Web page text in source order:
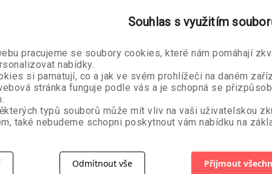
&
Průvodce
fotografováním
portrétů a
postav
Lindsay Adlerová
systém
Scott
Souhlas s využitím
pracujeme se soubory cookies, které nám pomáhají
nabídky.
si pamatují, co a jak ve svém prohlížeči na daném
stránka funguje podle vás a je schopná se
typů souborů může mít vliv na vaši uživatelskou
také nebudeme schopni poskytnout vám nabídku na
Odmítnout vše Přijmout